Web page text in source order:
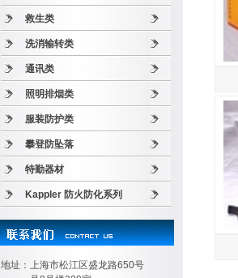
救生类
洗消输转类
通讯类
照明排烟类
服装防护类
攀登防坠落
特勤器材
Kappler 防火防化系列
地址：上海市松江区盛龙路650号